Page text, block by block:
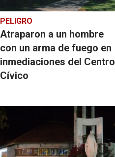
PELIGRO
Atraparon a un hombre
con un arma de fuego en
inmediaciones del Centro
Cívico